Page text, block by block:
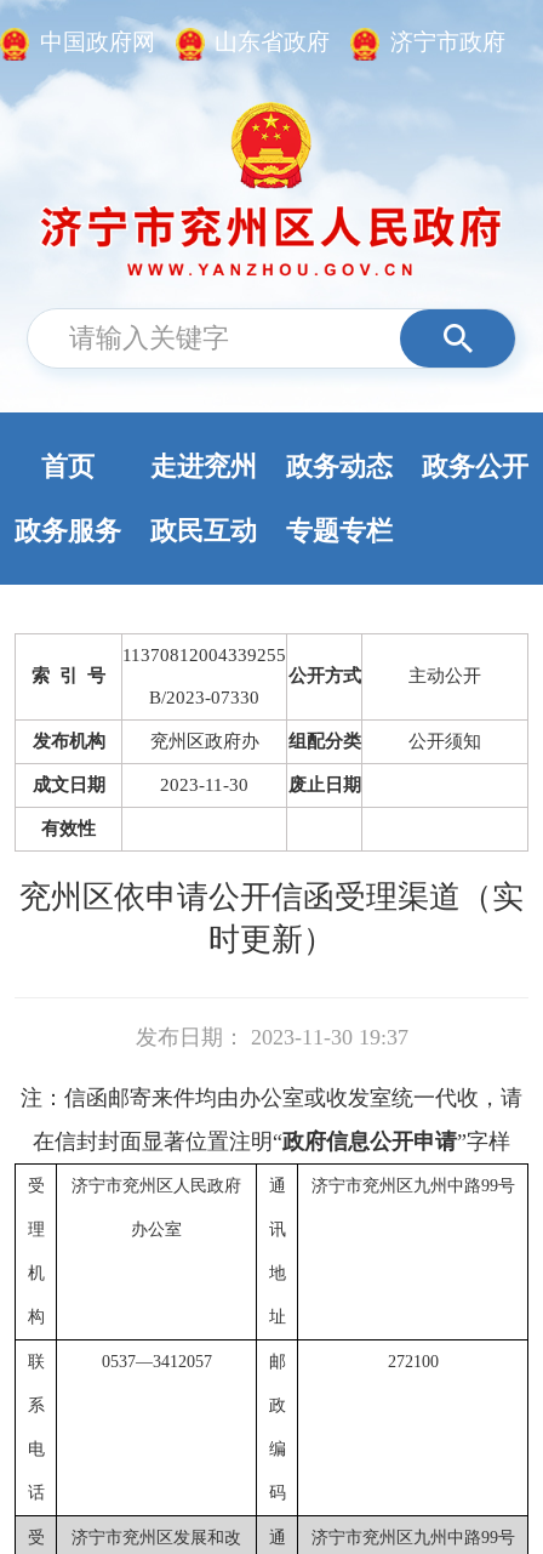
中国政府网 山东省政府 济宁市政府
首页 走进兖州 政务动态 政务公开
政务服务 政民互动 专题专栏
索 引 号
11370812004339255
B/2023-07330
公开方式 主动公开
发布机构 兖州区政府办 组配分类 公开须知
成文日期 2023-11-30 废止日期
有效性
兖州区依申请公开信函受理渠道（实
时更新）
发布日期： 2023-11-30 19:37
注：信函邮寄来件均由办公室或收发室统一代收，请
在信封封面显著位置注明“政府信息公开申请”字样
受
理
机
构
济宁市兖州区人民政府
办公室
通
讯
地
址
济宁市兖州区九州中路99号
联
系
电
话
0537—3412057 邮
政
编
码
272100
受 济宁市兖州区发展和改 通 济宁市兖州区九州中路99号